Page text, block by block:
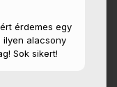
érdemes egy
ilyen alacsony
Sok sikert!